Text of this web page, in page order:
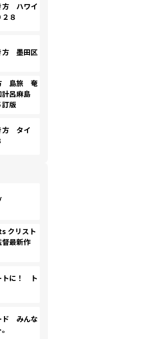
方 ハワイ
８
方 墨田区
島旅 奄
呂麻島
版
方 タイ
クリスト
最新作
トに！ ト
ド みんな